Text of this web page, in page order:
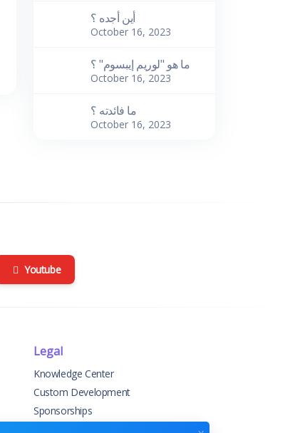
أين أجده ؟
October 16, 2023
ما هو "لوريم إيبسوم" ؟
October 16, 2023
ما فائدته ؟
October 16, 2023
Youtube
Legal
Knowledge Center
Custom Development
Sponsorships